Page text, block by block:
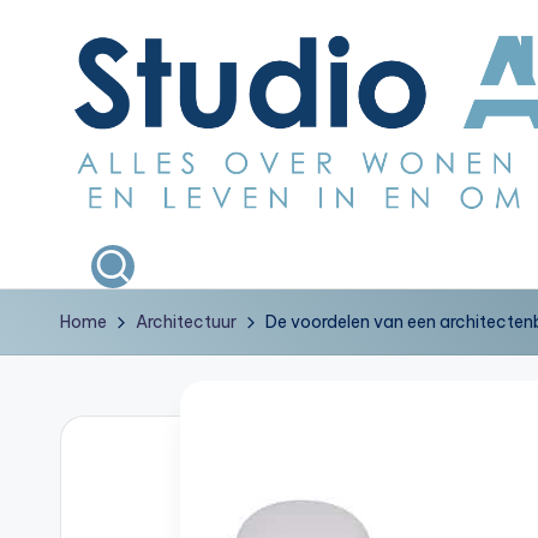
t
u
over
Home Architectuur De voordelen van een